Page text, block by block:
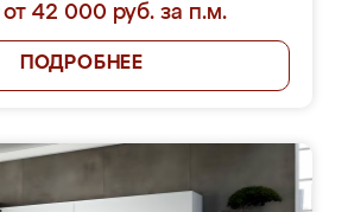
42 000 руб. за п.м.
ПОДРОБНЕЕ